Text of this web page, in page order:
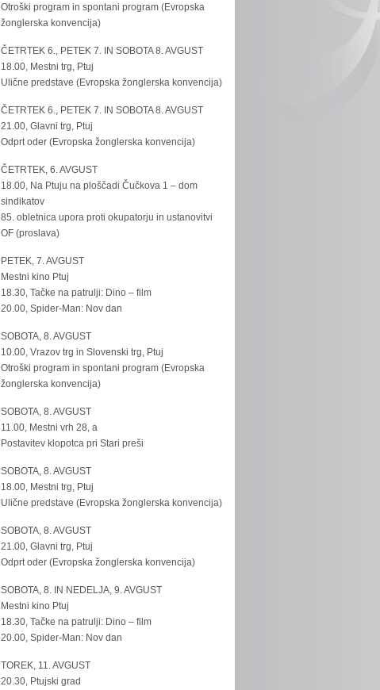
Otroški program in spontani program (Evropska
žonglerska konvencija)
ČETRTEK 6., PETEK 7. IN SOBOTA 8. AVGUST
18.00, Mestni trg, Ptuj
Ulične predstave (Evropska žonglerska konvencija)
ČETRTEK 6., PETEK 7. IN SOBOTA 8. AVGUST
21.00, Glavni trg, Ptuj
Odprt oder (Evropska žonglerska konvencija)
ČETRTEK, 6. AVGUST
18.00, Na Ptuju na ploščadi Čučkova 1 – dom
sindikatov
85. obletnica upora proti okupatorju in ustanovitvi
OF (proslava)
PETEK, 7. AVGUST
Mestni kino Ptuj
18.30, Tačke na patrulji: Dino – film
20.00, Spider-Man: Nov dan
SOBOTA, 8. AVGUST
10.00, Vrazov trg in Slovenski trg, Ptuj
Otroški program in spontani program (Evropska
žonglerska konvencija)
SOBOTA, 8. AVGUST
11.00, Mestni vrh 28, a
Postavitev klopotca pri Stari preši
SOBOTA, 8. AVGUST
18.00, Mestni trg, Ptuj
Ulične predstave (Evropska žonglerska konvencija)
SOBOTA, 8. AVGUST
21.00, Glavni trg, Ptuj
Odprt oder (Evropska žonglerska konvencija)
SOBOTA, 8. IN NEDELJA, 9. AVGUST
Mestni kino Ptuj
18.30, Tačke na patrulji: Dino – film
20.00, Spider-Man: Nov dan
TOREK, 11. AVGUST
20.30, Ptujski grad